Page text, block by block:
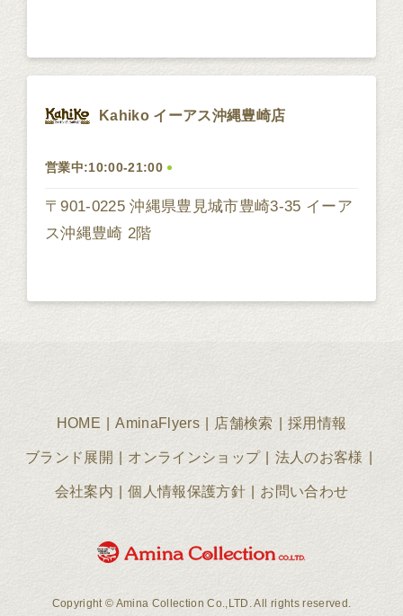
Kahiko イーアス沖縄豊崎店
営業中:10:00-21:00
〒901-0225 沖縄県豊見城市豊崎3-35 イーア
ス沖縄豊崎 2階
HOME AminaFlyers 店舗検索 採用情報
ブランド展開 オンラインショップ 法人のお客様
会社案内 個人情報保護方針 お問い合わせ
Copyright © Amina Collection Co.,LTD. All rights reserved.